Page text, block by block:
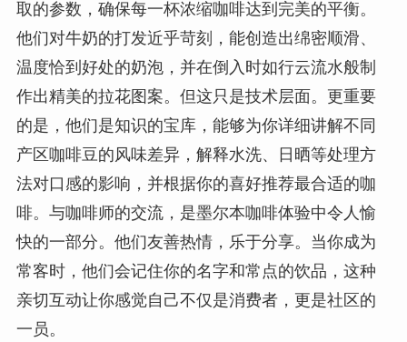
取的参数，确保每一杯浓缩咖啡达到完美的平衡。
他们对牛奶的打发近乎苛刻，能创造出绵密顺滑、
温度恰到好处的奶泡，并在倒入时如行云流水般制
作出精美的拉花图案。但这只是技术层面。更重要
的是，他们是知识的宝库，能够为你详细讲解不同
产区咖啡豆的风味差异，解释水洗、日晒等处理方
法对口感的影响，并根据你的喜好推荐最合适的咖
啡。与咖啡师的交流，是墨尔本咖啡体验中令人愉
快的一部分。他们友善热情，乐于分享。当你成为
常客时，他们会记住你的名字和常点的饮品，这种
亲切互动让你感觉自己不仅是消费者，更是社区的
一员。